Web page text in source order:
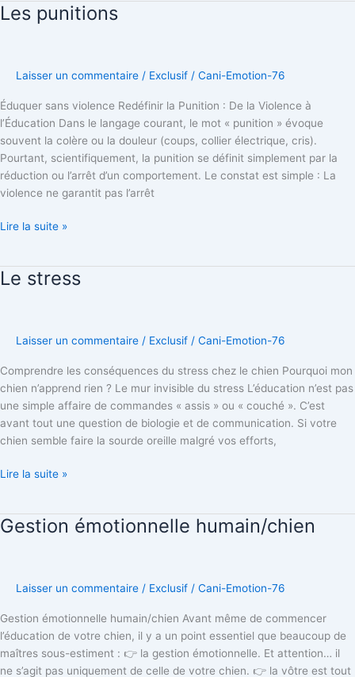
Les punitions
Laisser un commentaire / Exclusif / Cani-Emotion-76
Éduquer sans violence Redéfinir la Punition : De la Violence à
l’Éducation Dans le langage courant, le mot « punition » évoque
souvent la colère ou la douleur (coups, collier électrique, cris).
Pourtant, scientifiquement, la punition se définit simplement par la
réduction ou l’arrêt d’un comportement. Le constat est simple : La
violence ne garantit pas l’arrêt
Les
punitions
Lire la suite »
Le stress
Laisser un commentaire / Exclusif / Cani-Emotion-76
Comprendre les conséquences du stress chez le chien Pourquoi mon
chien n’apprend rien ? Le mur invisible du stress L’éducation n’est pas
une simple affaire de commandes « assis » ou « couché ». C’est
avant tout une question de biologie et de communication. Si votre
chien semble faire la sourde oreille malgré vos efforts,
Le
Lire la suite »
Gestion émotionnelle humain/chien
Laisser un commentaire / Exclusif / Cani-Emotion-76
Gestion émotionnelle humain/chien Avant même de commencer
l’éducation de votre chien, il y a un point essentiel que beaucoup de
maîtres sous-estiment : 👉 la gestion émotionnelle. Et attention… il
ne s’agit pas uniquement de celle de votre chien. 👉 la vôtre est tout
Gestion